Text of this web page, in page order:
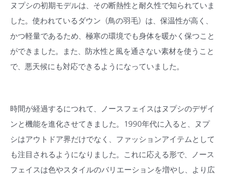
ヌプシの初期モデルは、その断熱性と耐久性で知られていま
した。使われているダウン（鳥の羽毛）は、保温性が高く、
かつ軽量であるため、極寒の環境でも身体を暖かく保つこと
ができました。また、防水性と風を通さない素材を使うこと
で、悪天候にも対応できるようになっていました。
時間が経過するにつれて、ノースフェイスはヌプシのデザイ
ンと機能を進化させてきました。1990年代に入ると、ヌプ
シはアウトドア界だけでなく、ファッションアイテムとして
も注目されるようになりました。これに応える形で、ノース
フェイスは色やスタイルのバリエーションを増やし、より広